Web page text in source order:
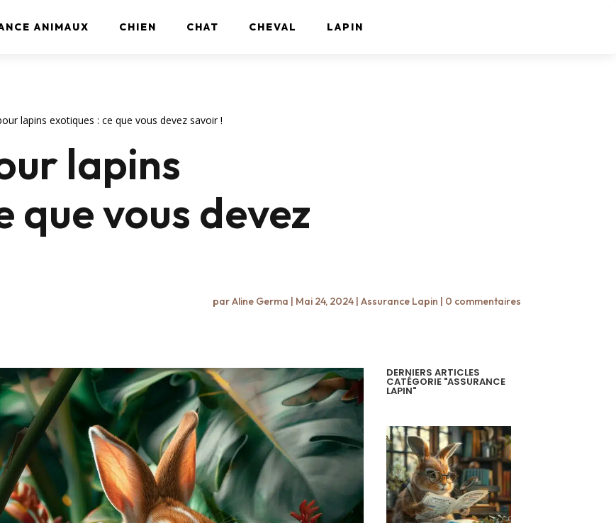
ANIMAUX CHIEN CHAT CHEVAL LAPIN
lapins exotiques : ce que vous devez savoir !
lapins
que vous devez
parAline Germa | Mai 24, 2024| Assurance Lapin | 0 commentaires
DERNIERS ARTICLES
CATÉGORIE "ASSURANCE
LAPIN"